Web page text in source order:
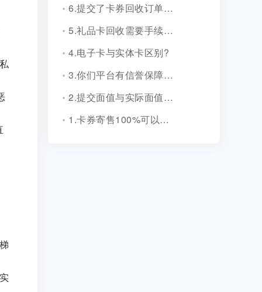
6.提交了卡券回收订单，多久到账？
5.礼品卡回收需要手续费吗?
4.电子卡与实体卡区别?
3.你们平台有信誉保障吗？
2.提交面值与实际面值不一致，怎么办？
1.卡券寄售100%可以成功吗？